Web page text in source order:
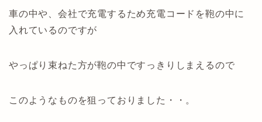
車の中や、会社で充電するため充電コードを鞄の中に
入れているのですが
やっぱり束ねた方が鞄の中ですっきりしまえるので
このようなものを狙っておりました・・。